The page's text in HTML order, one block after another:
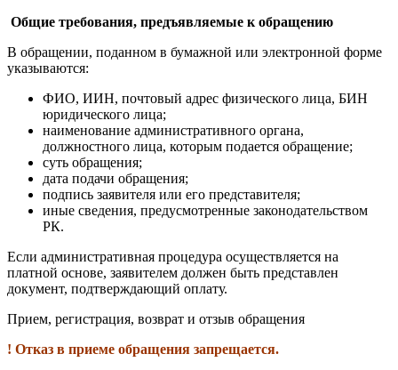
Общие требования, предъявляемые к обращению
В обращении, поданном в бумажной или электронной форме
указываются:
ФИО, ИИН, почтовый адрес физического лица, БИН
юридического лица;
наименование административного органа,
должностного лица, которым подается обращение;
суть обращения;
дата подачи обращения;
подпись заявителя или его представителя;
иные сведения, предусмотренные законодательством
РК.
Если административная процедура осуществляется на
платной основе, заявителем должен быть представлен
документ, подтверждающий оплату.
Прием, регистрация, возврат и отзыв обращения
! Отказ в приеме обращения запрещается.